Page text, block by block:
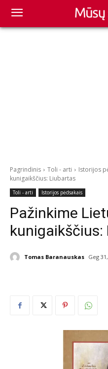
Pagrindinis Toli - arti Istorijos
kunigaikščius: Liubartas
Toli - arti Istorijos pėdsakais
Pažinkime
Tomas Baranauskas Geg